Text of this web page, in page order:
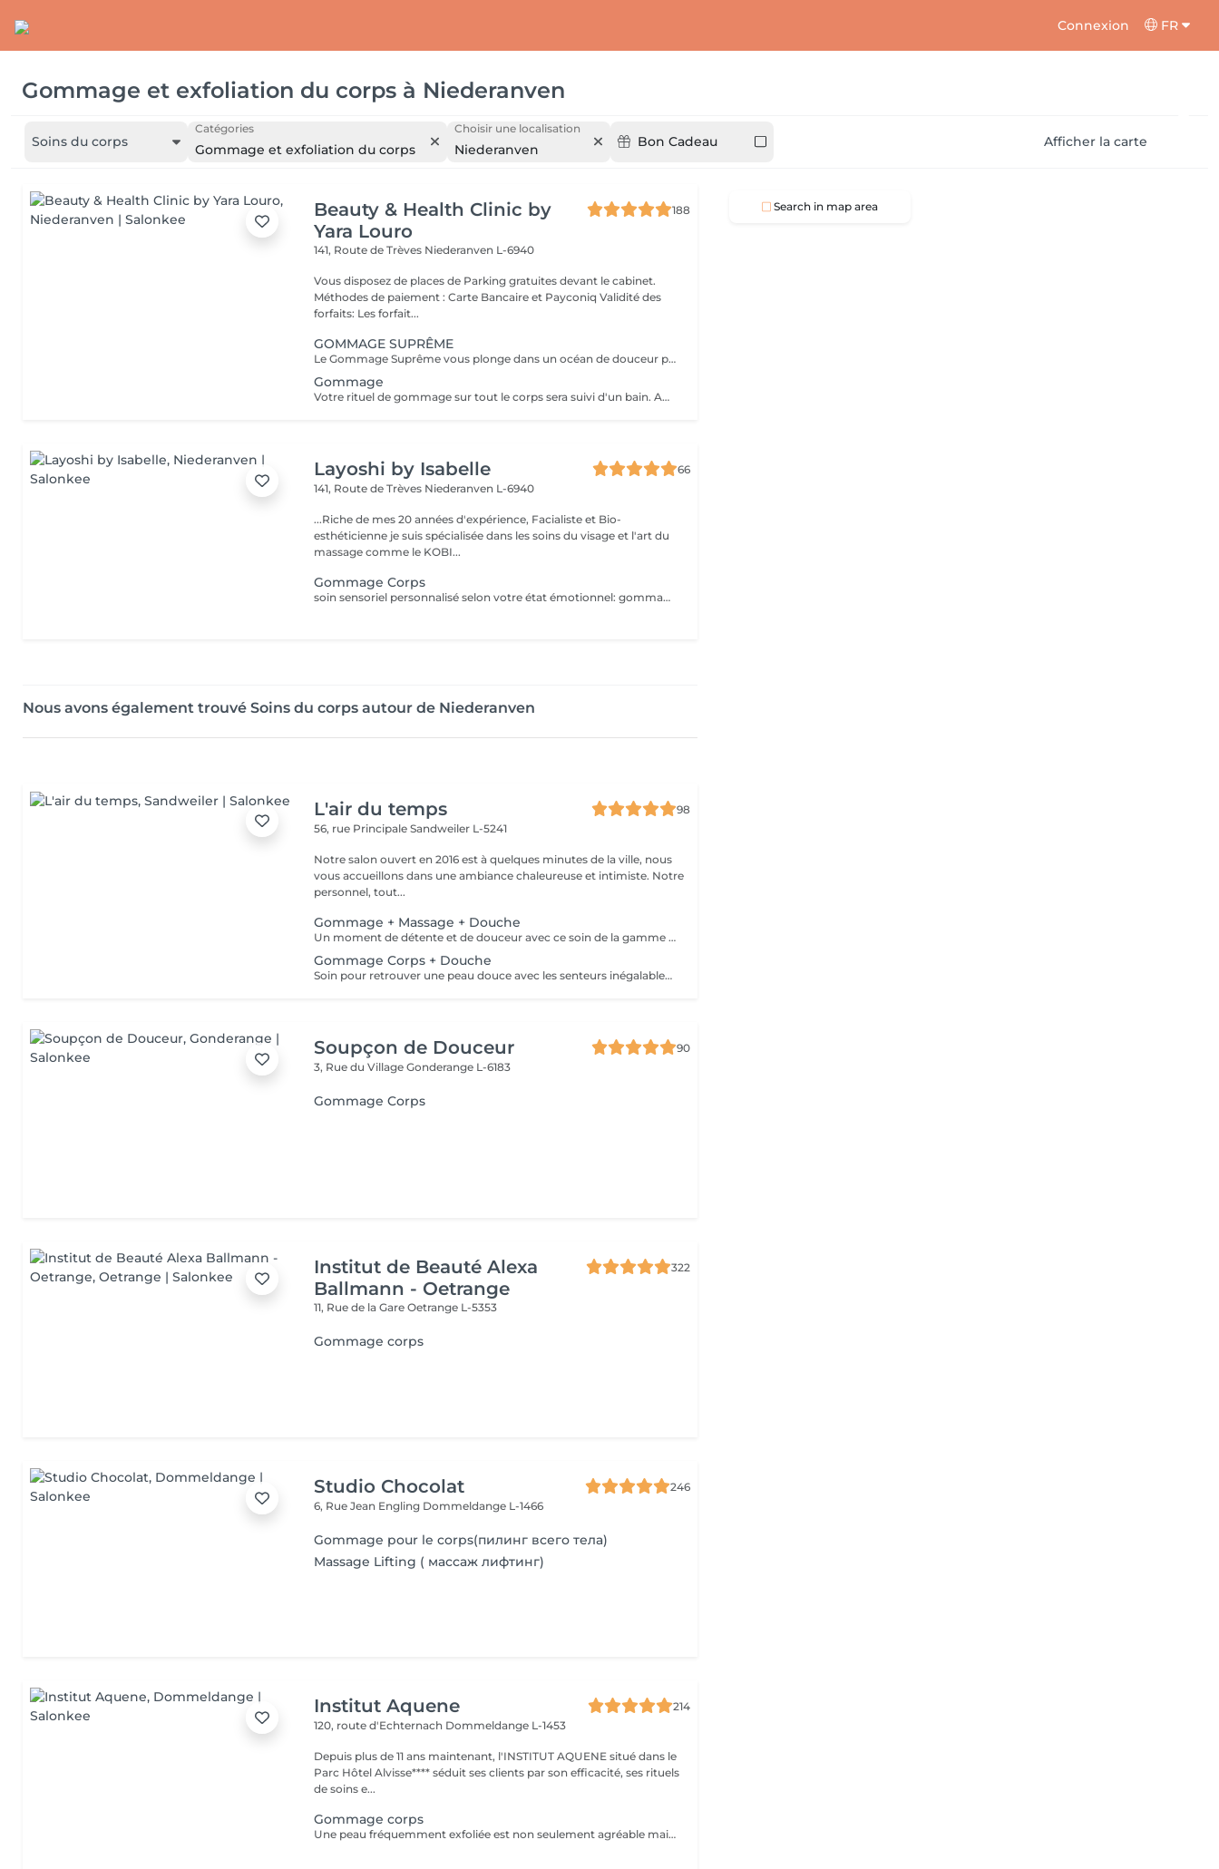
Connexion FR
Gommage et exfoliation du corps à Niederanven
Soins du corps
Catégories
Gommage et exfoliation du corps
Choisir une localisation
Niederanven Bon Cadeau Afficher la carte
Beauty & Health Clinic by
Yara Louro
188
141, Route de Trèves Niederanven L-6940
Vous disposez de places de Parking gratuites devant le cabinet.
Méthodes de paiement : Carte Bancaire et Payconiq Validité des
forfaits: Les forfait...
GOMMAGE SUPRÊME
Le Gommage Suprême vous plonge dans un océan de douceur pour une peau sublimée. Le massage relaxant effectué après le gommage vous donnera la sensation d'évasion suprême. Le résultat sera une recharge profonde avec votre corps et votre mental libéré de toutes les pollutions accumulées au fil des jours.
Gommage
Votre rituel de gommage sur tout le corps sera suivi d'un bain. Après cela vous bénéficierez d'un soin d'hydratation profonde.
Layoshi by Isabelle
66
141, Route de Trèves Niederanven L-6940
...Riche de mes 20 années d'expérience, Facialiste et Bio-
esthéticienne je suis spécialisée dans les soins du visage et l'art du
massage comme le KOBI...
Gommage Corps
soin sensoriel personnalisé selon votre état émotionnel: gommage complet du corps au sel rose de l'Himalaya pour une peau douce et satinée + douche
Nous avons également trouvé Soins du corps autour de Niederanven
L'air du temps
98
56, rue PrincipaleSandweiler L-5241
Notre salon ouvert en 2016 est à quelques minutes de la ville, nous
vous accueillons dans une ambiance chaleureuse et intimiste. Notre
personnel, tout...
Gommage + Massage + Douche
Un moment de détente et de douceur avec ce soin de la gamme artisanale et ancestrale de la 'Sultane de Saba' qui vous fera voyager avec ses senteurs inégalables et vous laissera une peau toute douce grâce au gommage. Un gommage régulier: évite les poils incarnés et élimine les cellules mortes. Très recommandé avant l'exposition au soleil (bronzage durera plus longtemps) Avant un soin amincissant pour optimiser son résultat.
Gommage Corps + Douche
Soin pour retrouver une peau douce avec les senteurs inégalables de notre gamme 'Sultane de Saba' Un gommage régulier: évite les poils incarnés et élimine les cellules mortes. Très recommandé avant l'exposition au soleil (bronzage durera plus longtemps) Avant un soin amincissant pour optimiser son résultat.
Soupçon de Douceur
90
3, Rue du VillageGonderange L-6183
Gommage Corps
Institut de Beauté Alexa
Ballmann - Oetrange
322
11, Rue de la GareOetrange L-5353
Gommage corps
Studio Chocolat
246
6, Rue Jean Engling Dommeldange L-1466
Gommage pour le corps(пилинг всего тела)
Massage Lifting ( массаж лифтинг)
Institut Aquene
214
120, route d'Echternach Dommeldange L-1453
Depuis plus de 11 ans maintenant, l'INSTITUT AQUENE situé dans le
Parc Hôtel Alvisse**** séduit ses clients par son efficacité, ses rituels
de soins e...
Gommage corps
Une peau fréquemment exfoliée est non seulement agréable mais paraît aussi en meilleure santé, absorbe d'avantage les agents hydratants, est plus souple et reste jeune plus longtemps.
Search in map area